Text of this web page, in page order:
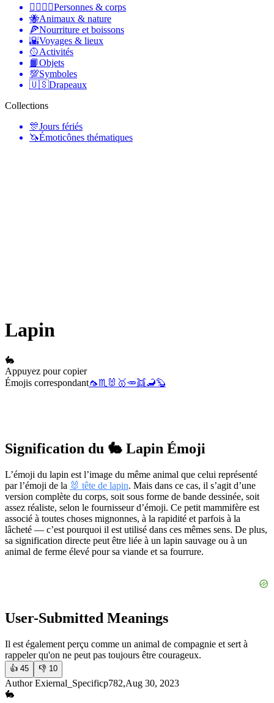
👩‍❤️‍💋‍👨Personnes & corps
🐝Animaux & nature
🍕Nourriture et boissons
🌇Voyages & lieux
🥎Activités
📙Objets
💯Symboles
🇺🇸Drapeaux
Collections
🎊Jours fériés
🦄Émoticônes thématiques
Lapin
🐇
Appuyez pour copier
Émojis correspondant🦟♏ 🐰 🥇🥕👯🦂🦫
Signification du 🐇 Lapin Émoji
L’émoji du lapin est l’image du même animal que celui représenté
par l’émoji de la 🐰 tête de lapin. Mais dans ce cas, il s’agit d’une
version complète du corps, soit sous forme de bande dessinée, soit
assez réaliste, selon le fournisseur d’émoji. Ce petit mammifère est
associé à toutes choses mignonnes, à la rapidité et parfois à la
lâcheté — c’est pourquoi il est utilisé dans ces mêmes sens. De plus,
sa signification directe peut être liée à un lapin sauvage ou à un
animal de ferme élevé pour sa viande et sa fourrure.
User-Submitted Meanings
Il est également perçu comme un animal de compagnie et sert à
rappeler qu'on ne peut pas toujours être courageux.
👍 45 👎 10
Author Exiernal_Specificp782,Aug 30, 2023
🐇